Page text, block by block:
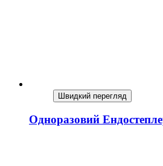
Швидкий перегляд
Одноразовий